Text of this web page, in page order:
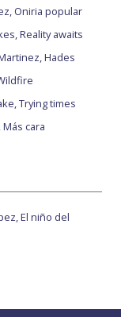
Oniria popular
Reality awaits
Hades
Trying times
Más cara
El niño del